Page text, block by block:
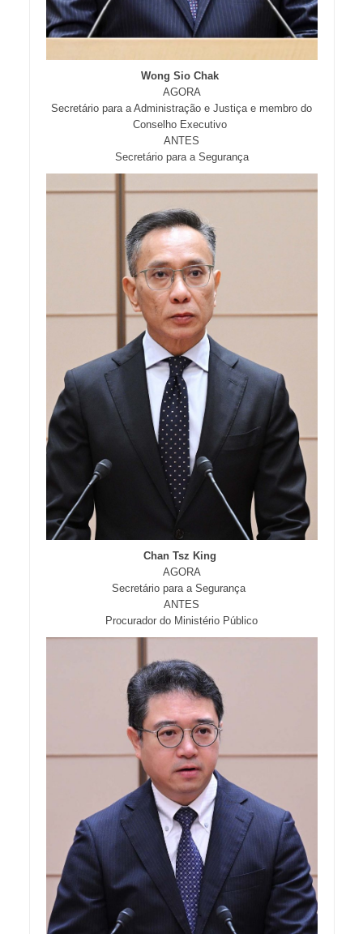
Wong Sio Chak
AGORA
Secretário para a Administração e Justiça e membro do
Conselho Executivo
ANTES
Secretário para a Segurança
Chan Tsz King
AGORA
Secretário para a Segurança
ANTES
Procurador do Ministério Público